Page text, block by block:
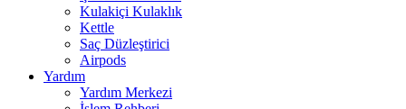
Kulakiçi Kulaklık
Kettle
Saç Düzleştirici
Airpods
Yardım
Yardım Merkezi